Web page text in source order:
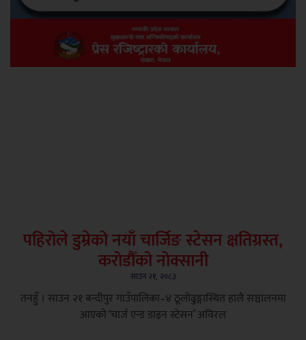
पहिरोले डुम्रेको नयाँ चार्जिङ स्टेसन क्षतिग्रस्त,
करोडौँको नोक्सानी
साउन २१, २०८३
तनहुँ । साउन २१ बन्दीपुर गाउँपालिका–४ ठूलोढुङ्गास्थित हालै सञ्चालनमा
आएको ‘चार्ज एन्ड डाइन स्टेसन’ अविरल